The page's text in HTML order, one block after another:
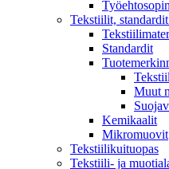
Tekstiilit,
Standardit
Muut
Kemikaalit
Mikromuovit
Tekstiilikuitu­opas
Tekstiili- ja